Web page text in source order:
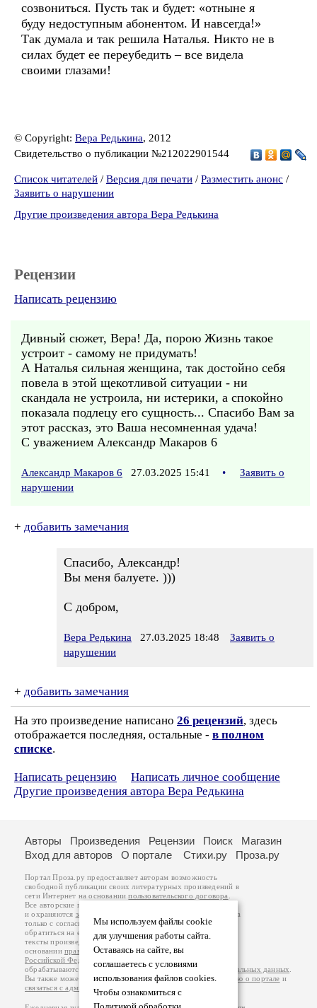
созвониться. Пусть так и будет: «отныне я
буду недоступным абонентом. И навсегда!»
Так думала и так решила Наталья. Никто не в
силах будет ее переубедить – все видела
своими глазами!
© Copyright: Вера Редькина, 2012
Свидетельство о публикации №212022901544
Список читателей / Версия для печати / Разместить анонс /
Заявить о нарушении
Другие произведения автора Вера Редькина
Рецензии
Написать рецензию
Дивный сюжет, Вера! Да, порою Жизнь такое
устроит - самому не придумать!
А Наталья сильная женщина, так достойно себя
повела в этой щекотливой ситуации - ни
скандала не устроила, ни истерики, а спокойно
показала подлецу его сущность... Спасибо Вам за
этот рассказ, это Ваша несомненная удача!
С уважением Александр Макаров 6
Александр Макаров 6 27.03.2025 15:41 •
Заявить о
нарушении
+ добавить замечания
Спасибо, Александр!
Вы меня балуете. )))
С добром,
Вера Редькина 27.03.2025 18:48
Заявить о
нарушении
+ добавить замечания
На это произведение написано 26 рецензий, здесь
отображается последняя, остальные - в полном
списке.
Написать рецензию
Написать личное сообщение
Другие произведения автора Вера Редькина
Мы используем файлы cookie
для улучшения работы сайта.
Оставаясь на сайте, вы
соглашаетесь с условиями
использования файлов cookies.
Чтобы ознакомиться с
Авторы Произведения Рецензии Поиск
Магазин
Вход для авторов
О портале Стихи.ру Проза.ру
Портал Проза.ру предоставляет авторам возможность
свободной публикации своих литературных произведений в
сети Интернет на основаниипользовательского договора
Все авторские права на произведения принадлежат авторам
и охраняются законом
. Перепечатка произведений возможна
только с согласия его автора, к которому вы можете
обратиться на его авторской странице. Ответственность за
тексты произведений авторы несут самостоятельно на
основанииправил публикацииизаконодательства
Российской Федерации
обрабатываются на основанииПолитики обработки персональных данных
Вы также можете посмотреть более подробнуюинформацию о портале и
связаться с администрацией